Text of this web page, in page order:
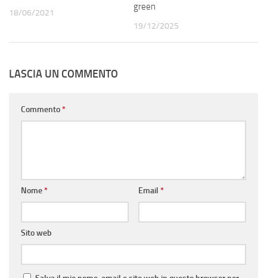
18/06/2021
green
19/12/2025
LASCIA UN COMMENTO
Commento*
Nome* Email *
Sito web